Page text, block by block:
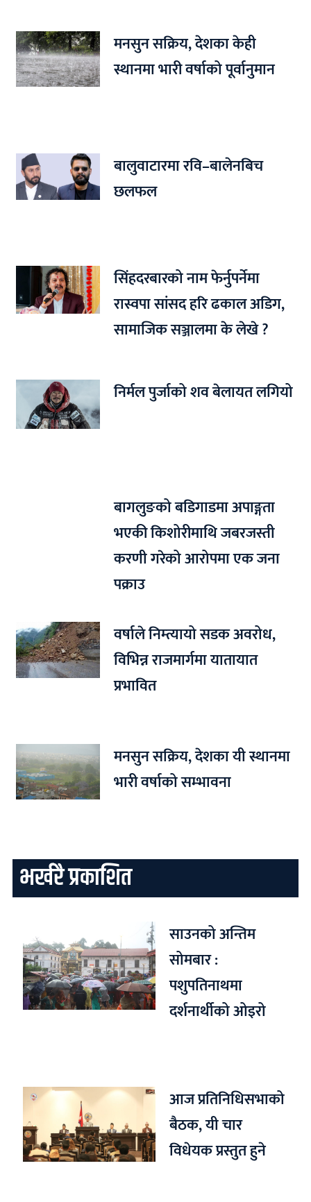
मनसुन सक्रिय, देशका केही
स्थानमा भारी वर्षाको पूर्वानुमान
बालुवाटारमा रवि–बालेनबिच
छलफल
सिंहदरबारको नाम फेर्नुपर्नेमा
रास्वपा सांसद हरि ढकाल अडिग,
सामाजिक सञ्जालमा के लेखे ?
निर्मल पुर्जाको शव बेलायत लगियो
बागलुङको बडिगाडमा अपाङ्गता
भएकी किशोरीमाथि जबरजस्ती
करणी गरेको आरोपमा एक जना
पक्राउ
वर्षाले निम्त्यायो सडक अवरोध,
विभिन्न राजमार्गमा यातायात
प्रभावित
मनसुन सक्रिय, देशका यी स्थानमा
भारी वर्षाको सम्भावना
भर्खरै प्रकाशित
साउनको अन्तिम
सोमबार :
पशुपतिनाथमा
दर्शनार्थीको ओइरो
आज प्रतिनिधिसभाको
बैठक, यी चार
विधेयक प्रस्तुत हुने